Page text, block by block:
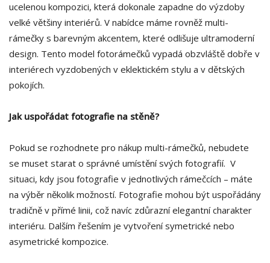
ucelenou kompozici, která dokonale zapadne do výzdoby
velké většiny interiérů. V nabídce máme rovněž multi-
rámečky s barevným akcentem, které odlišuje ultramoderní
design. Tento model fotorámečků vypadá obzvláště dobře v
interiérech vyzdobených v eklektickém stylu a v dětských
pokojích.
Jak uspořádat fotografie na stěně?
Pokud se rozhodnete pro nákup multi-rámečků, nebudete
se muset starat o správné umístění svých fotografií. V
situaci, kdy jsou fotografie v jednotlivých rámečcích – máte
na výběr několik možností. Fotografie mohou být uspořádány
tradičně v přímé linii, což navíc zdůrazní elegantní charakter
interiéru. Dalším řešením je vytvoření symetrické nebo
asymetrické kompozice.